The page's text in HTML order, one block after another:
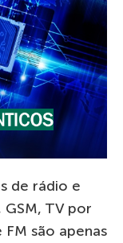
de rádio e
TV por
são apenas